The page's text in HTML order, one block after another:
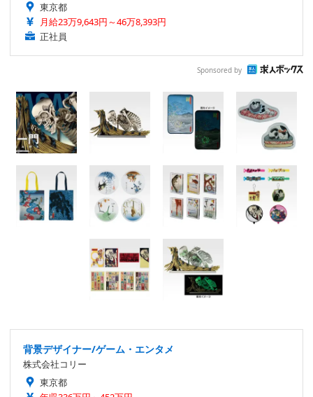
東京都
月給23万9,643円～46万8,393円
正社員
Sponsored by
背景デザイナー/ゲーム・エンタメ
株式会社コリー
東京都